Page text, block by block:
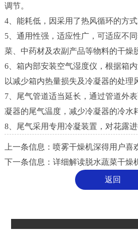
我
们
调节。
4、能耗低，因采用了热风循环的方式
5、通用性强，适应性广，可适应不
菜、中药材及农副产品等物料的干燥
6、箱内部安装空气湿度仪，根据箱
以减少箱内热量损失及冷凝器的处理
7、尾气管道适当延长，通过管道外
凝器的尾气温度，减少冷凝器的冷水
8、尾气采用专用冷凝装置，对花露进
上一条信息： 喷雾干燥机深得用户喜
下一条信息： 详细解读脱水蔬菜干燥